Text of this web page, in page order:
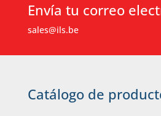
Envía tu correo
sales@ils.be
Catálogo de